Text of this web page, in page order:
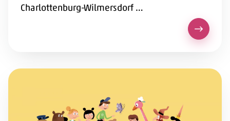
Charlottenburg-Wilmersdorf …
Augen